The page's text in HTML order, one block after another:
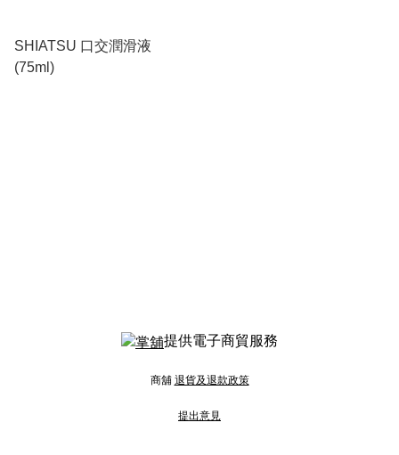
SHIATSU 口交潤滑液
(75ml)
提供電子商貿服務
商舖 退貨及退款政策
提出意見